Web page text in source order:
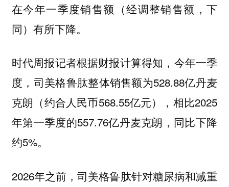
在今年一季度销售额（经调整销售额，下
同）有所下降。
时代周报记者根据财报计算得知，今年一季
度，司美格鲁肽整体销售额为528.88亿丹麦
克朗（约合人民币568.55亿元），相比2025
年第一季度的557.76亿丹麦克朗，同比下降
约5%。
2026年之前，司美格鲁肽针对糖尿病和减重